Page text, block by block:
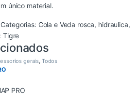
único material.
Categorias: Cola e Veda rosca, hidraulica,
Tigre
gerais Todos